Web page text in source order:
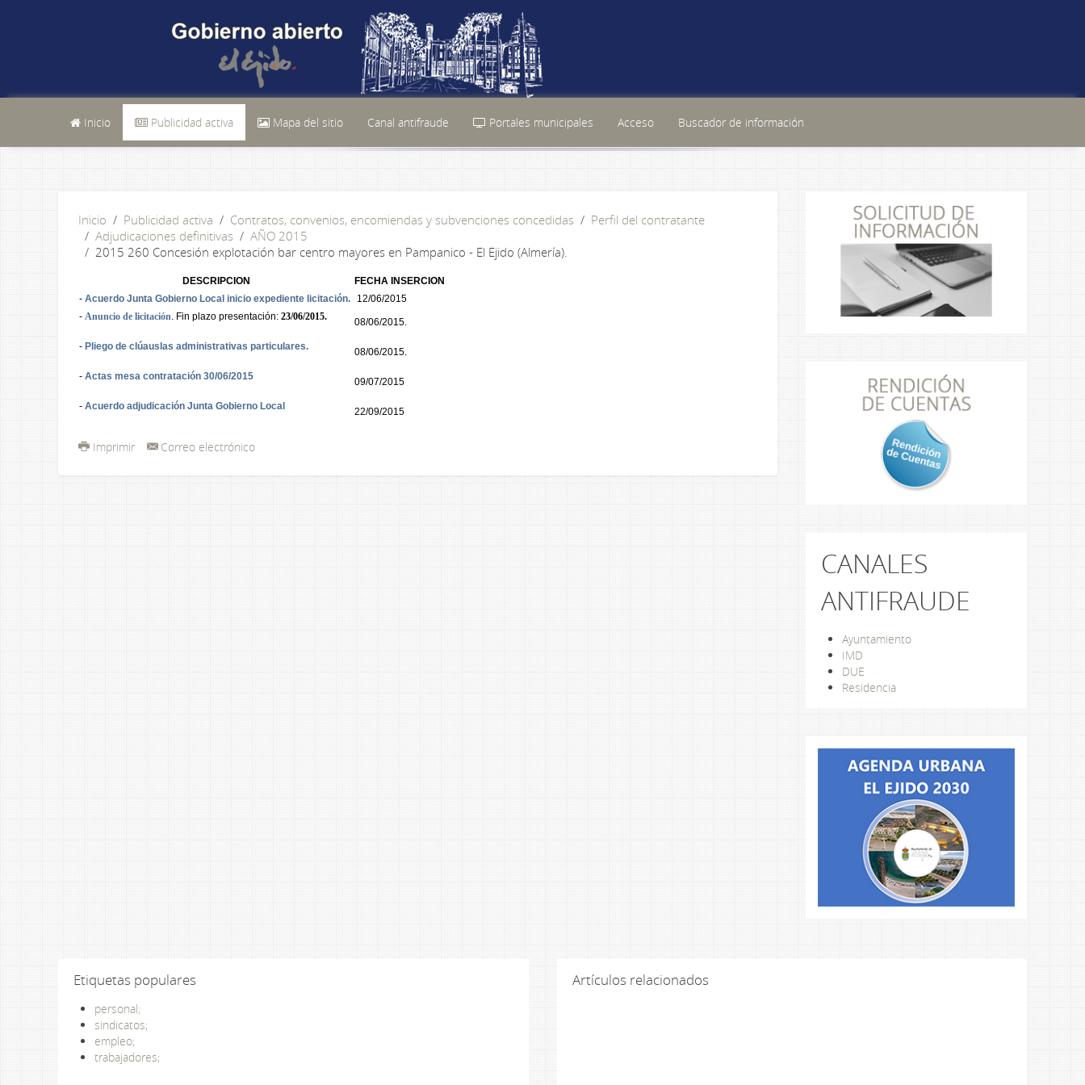
Inicio Publicidad activa Mapa del sitio Canal antifraude Portales municipales Acceso Buscador de información
Inicio Publicidad activa Contratos, convenios, encomiendas y subvenciones concedidas
Perfil del contratante
Adjudicaciones definitivas
AÑO 2015
2015 260 Concesión explotación bar centro mayores en Pampanico - El Ejido (Almería).
DESCRIPCION
FECHA INSERCION
- Acuerdo Junta Gobierno Local inicio expediente licitación.
12/06/2015
- Anuncio de licitación. Fin plazo presentación: 23/06/2015. 08/06/2015.
- Pliego de clúauslas administrativas particulares. 08/06/2015.
- Actas mesa contratación 30/06/2015 09/07/2015
- Acuerdo adjudicación Junta Gobierno Local 22/09/2015
Imprimir Correo electrónico
CANALES
ANTIFRAUDE
Ayuntamiento
IMD
DUE
Residencia
Etiquetas populares
personal;
sindicatos;
empleo;
trabajadores;
Artículos relacionados